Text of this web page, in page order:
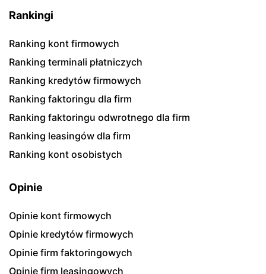
Rankingi
Ranking kont firmowych
Ranking terminali płatniczych
Ranking kredytów firmowych
Ranking faktoringu dla firm
Ranking faktoringu odwrotnego dla firm
Ranking leasingów dla firm
Ranking kont osobistych
Opinie
Opinie kont firmowych
Opinie kredytów firmowych
Opinie firm faktoringowych
Opinie firm leasingowych